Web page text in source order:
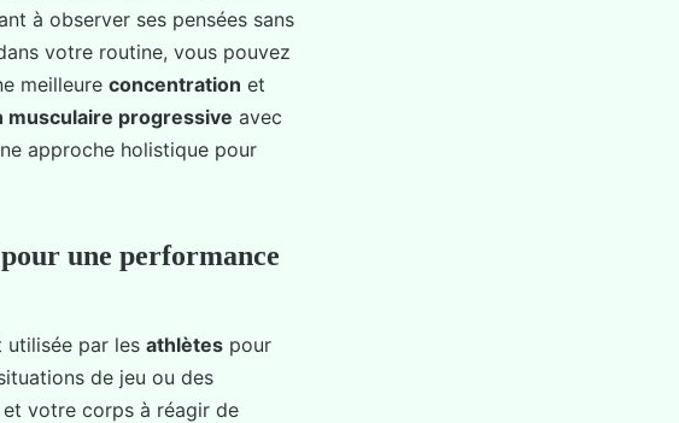
à observer ses pensées sans
votre routine, vous pouvez
meilleure concentration et
musculaire progressive avec
approche holistique pour
une performance
utilisée par les athlètes pour
de jeu ou des
et votre corps à réagir de